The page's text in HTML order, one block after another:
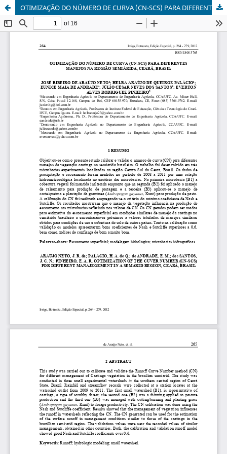
OTIMIZAÇÃO DO NÚMERO DE CURVA (CN-SCS) PARA DIFERENTES MANEJOS NA REGIÃO SEMIÁRIDA, CEARÁ, BRASIL